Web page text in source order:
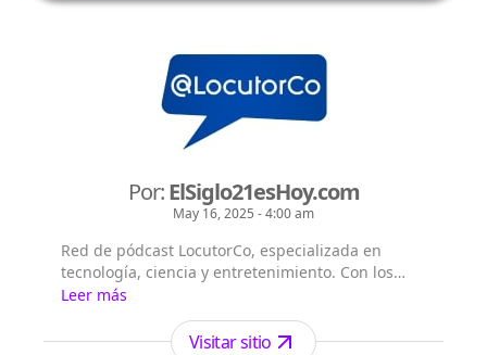
Por:ElSiglo21esHoy.com
May 16, 2025 - 4:00 am
Red de pódcast LocutorCo, especializada en
tecnología, ciencia y entretenimiento. Con los
siguientes títulos pódcast: - El Siglo 21 es Hoy -
Flash Diario - Lecturas Misteriosas - EntreVistas
Leer más
Visitar sitio